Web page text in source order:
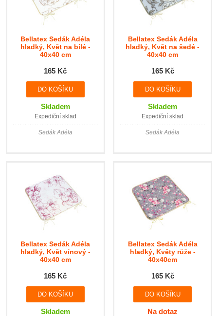
Bellatex Sedák Adéla
hladký, Květ na bílé -
40x40 cm
165 Kč
Skladem
Expediční sklad
Sedák Adéla
Bellatex Sedák Adéla
hladký, Květ na šedé -
40x40 cm
165 Kč
Skladem
Expediční sklad
Sedák Adéla
Bellatex Sedák Adéla
hladký, Květ vínový -
40x40 cm
165 Kč
Skladem
Bellatex Sedák Adéla
hladký, Květy růže -
40x40cm
165 Kč
Na dotaz